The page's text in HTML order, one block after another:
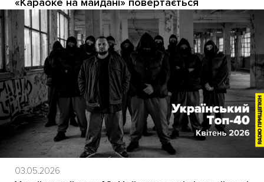
03.05.2026